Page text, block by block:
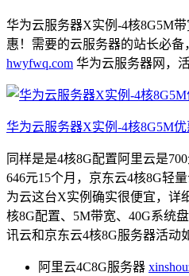
华为云服务器X实例-4核8G5M
惠！需要的云服务器的站长必
hwyfwq.com 华为云服务器网，
华为云服务器X实例-4核8G5M
同样是是4核8G配置阿里云是
646元15个月，京东云4核8G轻
为云这台X实例确实很便宜，详
核8G配置、5M带宽、40G系统
讯云和京东云4核8G服务器活动
阿里云4C8G服务器